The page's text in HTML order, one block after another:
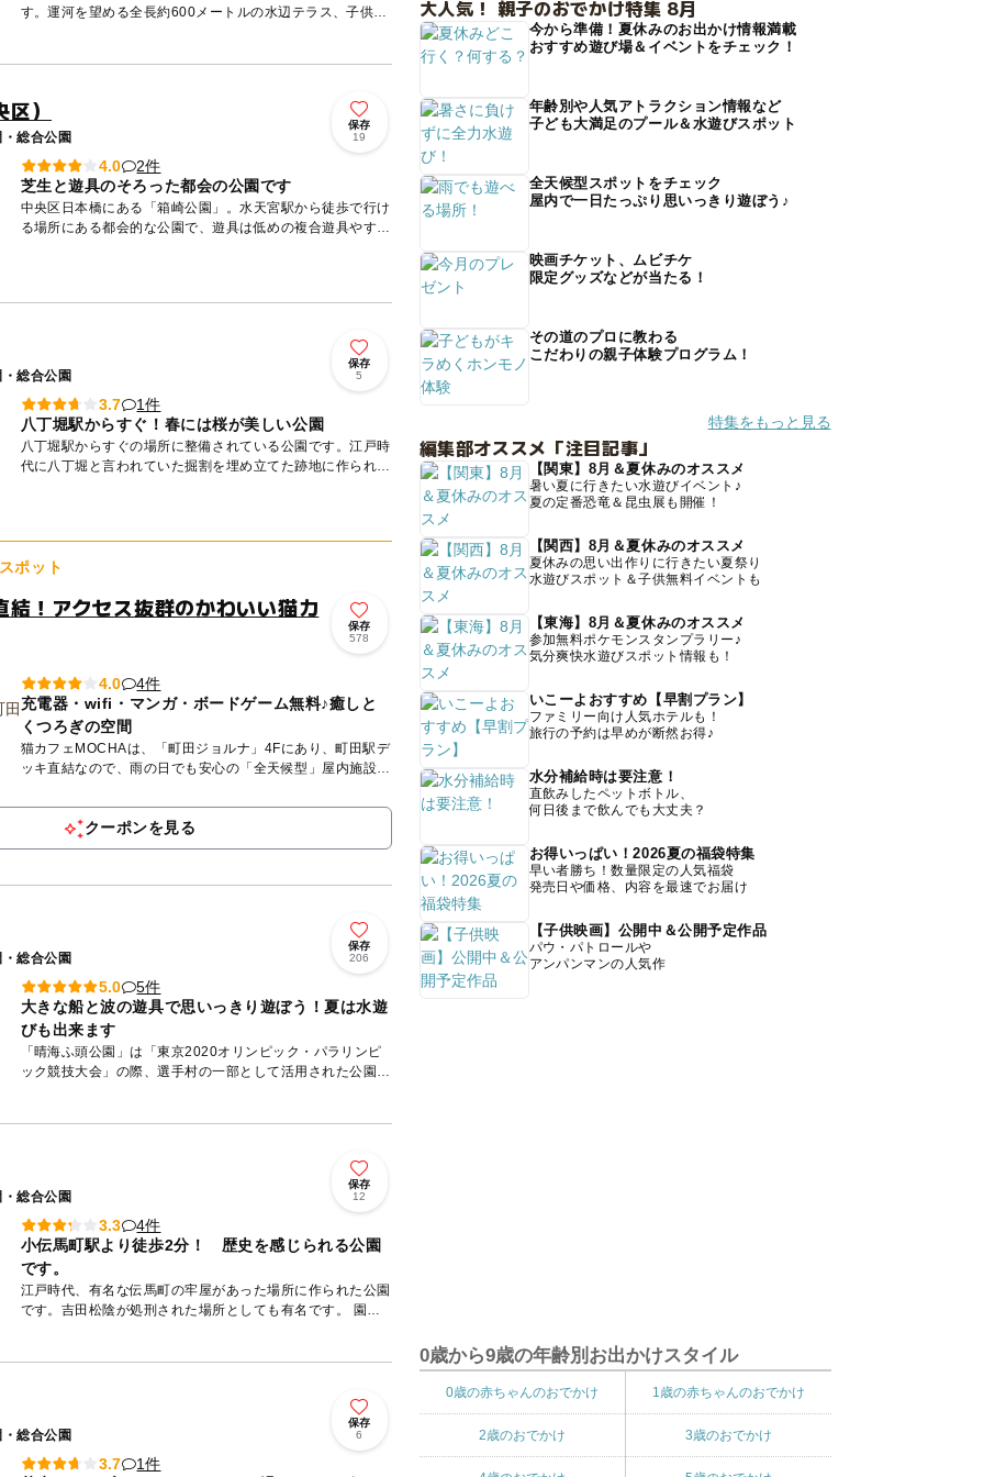
す。運河を望める全長約600メートルの水辺テラス、子供用
）
・総合公園
保存
19
4.0
2件
芝生と遊具のそろった都会の公園です
中央区日本橋にある「箱崎公園」。水天宮駅から徒歩で行け
る場所にある都会的な公園で、遊具は低めの複合遊具やすべ
・総合公園
保存
5
3.7
1件
八丁堀駅からすぐ！春には桜が美しい公園
八丁堀駅からすぐの場所に整備されている公園です。江戸時
代に八丁堀と言われていた掘割を埋め立てた跡地に作られた
ポット
結！アクセス抜群のかわいい猫カ
保存
578
4.0
4件
充電器・wifi・マンガ・ボードゲーム無料♪癒しと
くつろぎの空間
猫カフェMOCHAは、「町田ジョルナ」4Fにあり、町田駅デ
ッキ直結なので、雨の日でも安心の「全天候型」屋内施設で
クーポンを見る
・総合公園
保存
206
5.0
5件
大きな船と波の遊具で思いっきり遊ぼう！夏は水遊
びも出来ます
「晴海ふ頭公園」は「東京2020オリンピック・パラリンピ
ック競技大会」の際、選手村の一部として活用された公園で
・総合公園
保存
12
3.3
4件
小伝馬町駅より徒歩2分！ 歴史を感じられる公園
です。
江戸時代、有名な伝馬町の牢屋があった場所に作られた公園
です。吉田松陰が処刑された場所としても有名です。 園内
・総合公園
保存
6
3.7
1件
大人気！ 親子のおでかけ特集 8月
今から準備！夏休みのお出かけ情報満載
おすすめ遊び場＆イベントをチェック！
年齢別や人気アトラクション情報など
子ども大満足のプール＆水遊びスポット
全天候型スポットをチェック
屋内で一日たっぷり思いっきり遊ぼう♪
映画チケット、ムビチケ
限定グッズなどが当たる！
その道のプロに教わる
こだわりの親子体験プログラム！
特集をもっと見る
編集部オススメ「注目記事」
【関東】8月＆夏休みのオススメ
暑い夏に行きたい水遊びイベント♪
夏の定番恐竜＆昆虫展も開催！
【関西】8月＆夏休みのオススメ
夏休みの思い出作りに行きたい夏祭り
水遊びスポット＆子供無料イベントも
【東海】8月＆夏休みのオススメ
参加無料ポケモンスタンプラリー♪
気分爽快水遊びスポット情報も！
いこーよおすすめ【早割プラン】
ファミリー向け人気ホテルも！
旅行の予約は早めが断然お得♪
水分補給時は要注意！
直飲みしたペットボトル、
何日後まで飲んでも大丈夫？
お得いっぱい！2026夏の福袋特集
早い者勝ち！数量限定の人気福袋
発売日や価格、内容を最速でお届け
【子供映画】公開中＆公開予定作品
パウ・パトロールや
アンパンマンの人気作
0歳から9歳の年齢別お出かけスタイル
0歳の赤ちゃんのおでかけ 1歳の赤ちゃんのおでかけ
2歳のおでかけ 3歳のおでかけ